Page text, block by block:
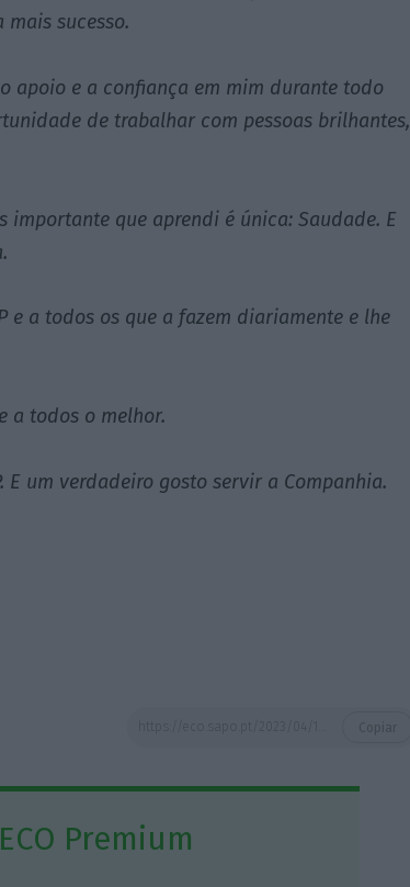
sucesso.
apoio e a confiança em mim durante todo
de trabalhar com pessoas brilhantes,
importante que aprendi é única: Saudade. E
e a todos os que a fazem diariamente e lhe
a todos o melhor.
E um verdadeiro gosto servir a Companhia.
Premium